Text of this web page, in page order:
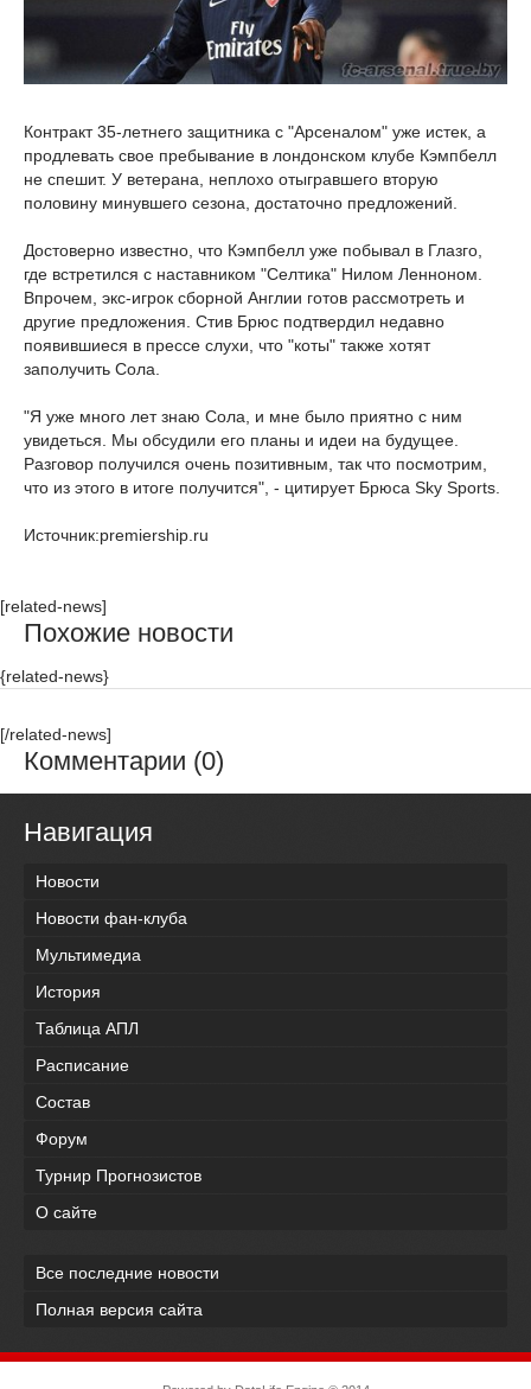
Контракт 35-летнего защитника с "Арсеналом" уже истек, а
продлевать свое пребывание в лондонском клубе Кэмпбелл
не спешит. У ветерана, неплохо отыгравшего вторую
половину минувшего сезона, достаточно предложений.
Достоверно известно, что Кэмпбелл уже побывал в Глазго,
где встретился с наставником "Селтика" Нилом Ленноном.
Впрочем, экс-игрок сборной Англии готов рассмотреть и
другие предложения. Стив Брюс подтвердил недавно
появившиеся в прессе слухи, что "коты" также хотят
заполучить Сола.
"Я уже много лет знаю Сола, и мне было приятно с ним
увидеться. Мы обсудили его планы и идеи на будущее.
Разговор получился очень позитивным, так что посмотрим,
что из этого в итоге получится", - цитирует Брюса Sky Sports.
Источник:premiership.ru
[related-news]
Похожие новости
{related-news}
[/related-news]
Комментарии (0)
Навигация
Новости
Новости фан-клуба
Мультимедиа
История
Таблица АПЛ
Расписание
Состав
Форум
Турнир Прогнозистов
О сайте
Все последние новости
Полная версия сайта